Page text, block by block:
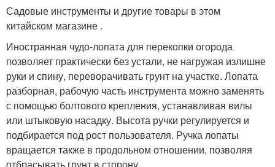
Садовые инструменты и другие товары в этом
китайском магазине .
Иностранная чудо-лопата для перекопки огорода
позволяет практически без устали, не нагружая излишне
руки и спину, переворачивать грунт на участке. Лопата
разборная, рабочую часть инструмента можно заменять
с помощью болтового крепления, устанавливая вилы
или штыковую насадку. Высота ручки регулируется и
подбирается под рост пользователя. Ручка лопаты
вращается также в продольном отношении, позволяя